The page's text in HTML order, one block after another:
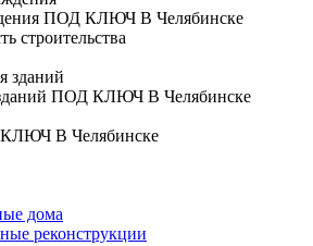
ПОД КЛЮЧ В Челябинске
строительства
ПОД КЛЮЧ В Челябинске
В Челябинске
дома
реконструкции